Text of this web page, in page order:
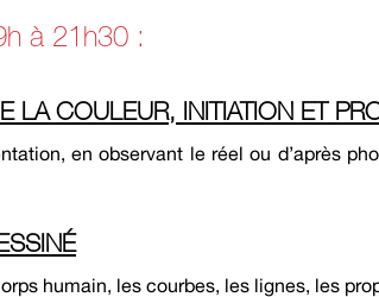
à 21h30 :
LA COULEUR, INITIATION ET
en observant le réel ou d’après
humain, les courbes, les lignes, les